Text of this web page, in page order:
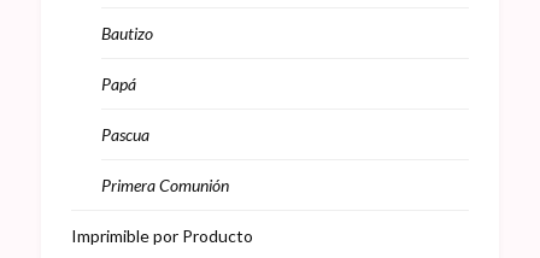
Bautizo
Papá
Pascua
Primera Comunión
Imprimible por Producto